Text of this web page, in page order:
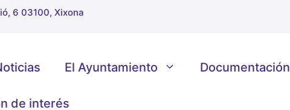
6 03100, Xixona
El Ayuntamiento Documentación
de interés